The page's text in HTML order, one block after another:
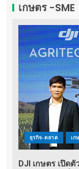
เกษตร -SME
ธุรกิจ-ตลาด เก
DJI เกษตร เปิด